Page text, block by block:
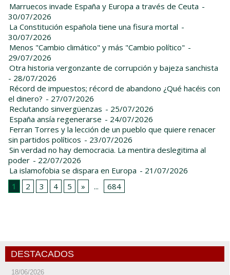
Marruecos invade España y Europa a través de Ceuta -
30/07/2026
La Constitución española tiene una fisura mortal -
30/07/2026
Menos "Cambio climático" y más "Cambio político" -
29/07/2026
Otra historia vergonzante de corrupción y bajeza sanchista
- 28/07/2026
Récord de impuestos; récord de abandono ¿Qué hacéis con
el dinero? - 27/07/2026
Reclutando sinvergüenzas - 25/07/2026
España ansía regenerarse - 24/07/2026
Ferran Torres y la lección de un pueblo que quiere renacer
sin partidos políticos - 23/07/2026
Sin verdad no hay democracia. La mentira deslegitima al
poder - 22/07/2026
La islamofobia se dispara en Europa - 21/07/2026
1
2 3 4 5 » ... 684
DESTACADOS
18/06/2026